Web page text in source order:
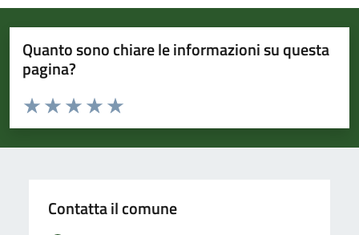
Quanto sono chiare le informazioni su questa
pagina?
Valuta da 1 a 5 stelle la pagina
Valuta 5 stelle su 5
Valuta 4 stelle su 5
Valuta 3 stelle su 5
Valuta 2 stelle su 5
Valuta 1 stelle su 5
Contatta il comune